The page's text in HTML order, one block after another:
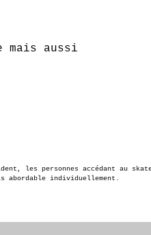
mais aussi
les personnes accédant au
abordable individuellement.